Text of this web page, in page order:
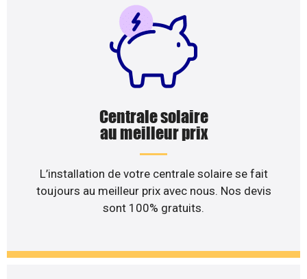
Centrale solaire
au meilleur prix
L’installation de votre centrale solaire se fait
toujours au meilleur prix avec nous. Nos devis
sont 100% gratuits.